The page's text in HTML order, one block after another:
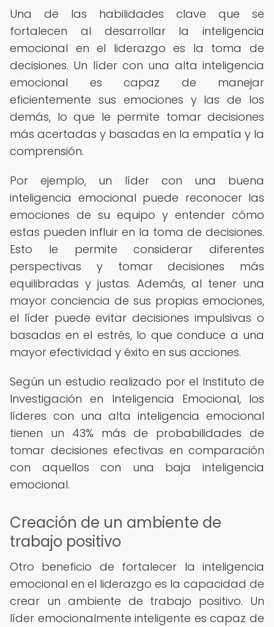
Una de las habilidades clave que se
fortalecen al desarrollar la inteligencia
emocional en el liderazgo es la toma de
decisiones. Un líder con una alta inteligencia
emocional es capaz de manejar
eficientemente sus emociones y las de los
demás, lo que le permite tomar decisiones
más acertadas y basadas en la empatía y la
comprensión.
Por ejemplo, un líder con una buena
inteligencia emocional puede reconocer las
emociones de su equipo y entender cómo
estas pueden influir en la toma de decisiones.
Esto le permite considerar diferentes
perspectivas y tomar decisiones más
equilibradas y justas. Además, al tener una
mayor conciencia de sus propias emociones,
el líder puede evitar decisiones impulsivas o
basadas en el estrés, lo que conduce a una
mayor efectividad y éxito en sus acciones.
Según un estudio realizado por el Instituto de
Investigación en Inteligencia Emocional, los
líderes con una alta inteligencia emocional
tienen un 43% más de probabilidades de
tomar decisiones efectivas en comparación
con aquellos con una baja inteligencia
emocional.
Creación de un ambiente de
trabajo positivo
Otro beneficio de fortalecer la inteligencia
emocional en el liderazgo es la capacidad de
crear un ambiente de trabajo positivo. Un
líder emocionalmente inteligente es capaz de